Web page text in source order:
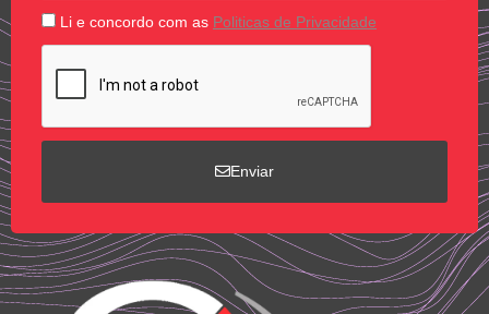
Li e concordo com as Politicas de Privacidade
Enviar